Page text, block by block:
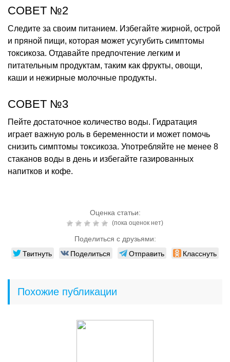
СОВЕТ №2
Следите за своим питанием. Избегайте жирной, острой
и пряной пищи, которая может усугубить симптомы
токсикоза. Отдавайте предпочтение легким и
питательным продуктам, таким как фрукты, овощи,
каши и нежирные молочные продукты.
СОВЕТ №3
Пейте достаточное количество воды. Гидратация
играет важную роль в беременности и может помочь
снизить симптомы токсикоза. Употребляйте не менее 8
стаканов воды в день и избегайте газированных
напитков и кофе.
Оценка статьи:
(пока оценок нет)
Поделиться с друзьями:
Твитнуть Поделиться Отправить Класснуть
Похожие публикации